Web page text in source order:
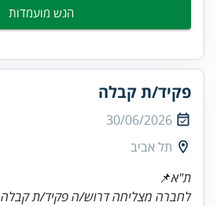
הגש מועמדות
פקיד/ת קבלה
30/06/2026
תל אביב
ת"א📌
לחברה מצליחה דרוש/ה פקיד/ת קבלה